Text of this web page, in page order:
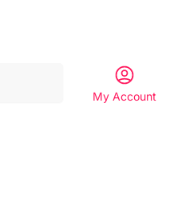
My Account